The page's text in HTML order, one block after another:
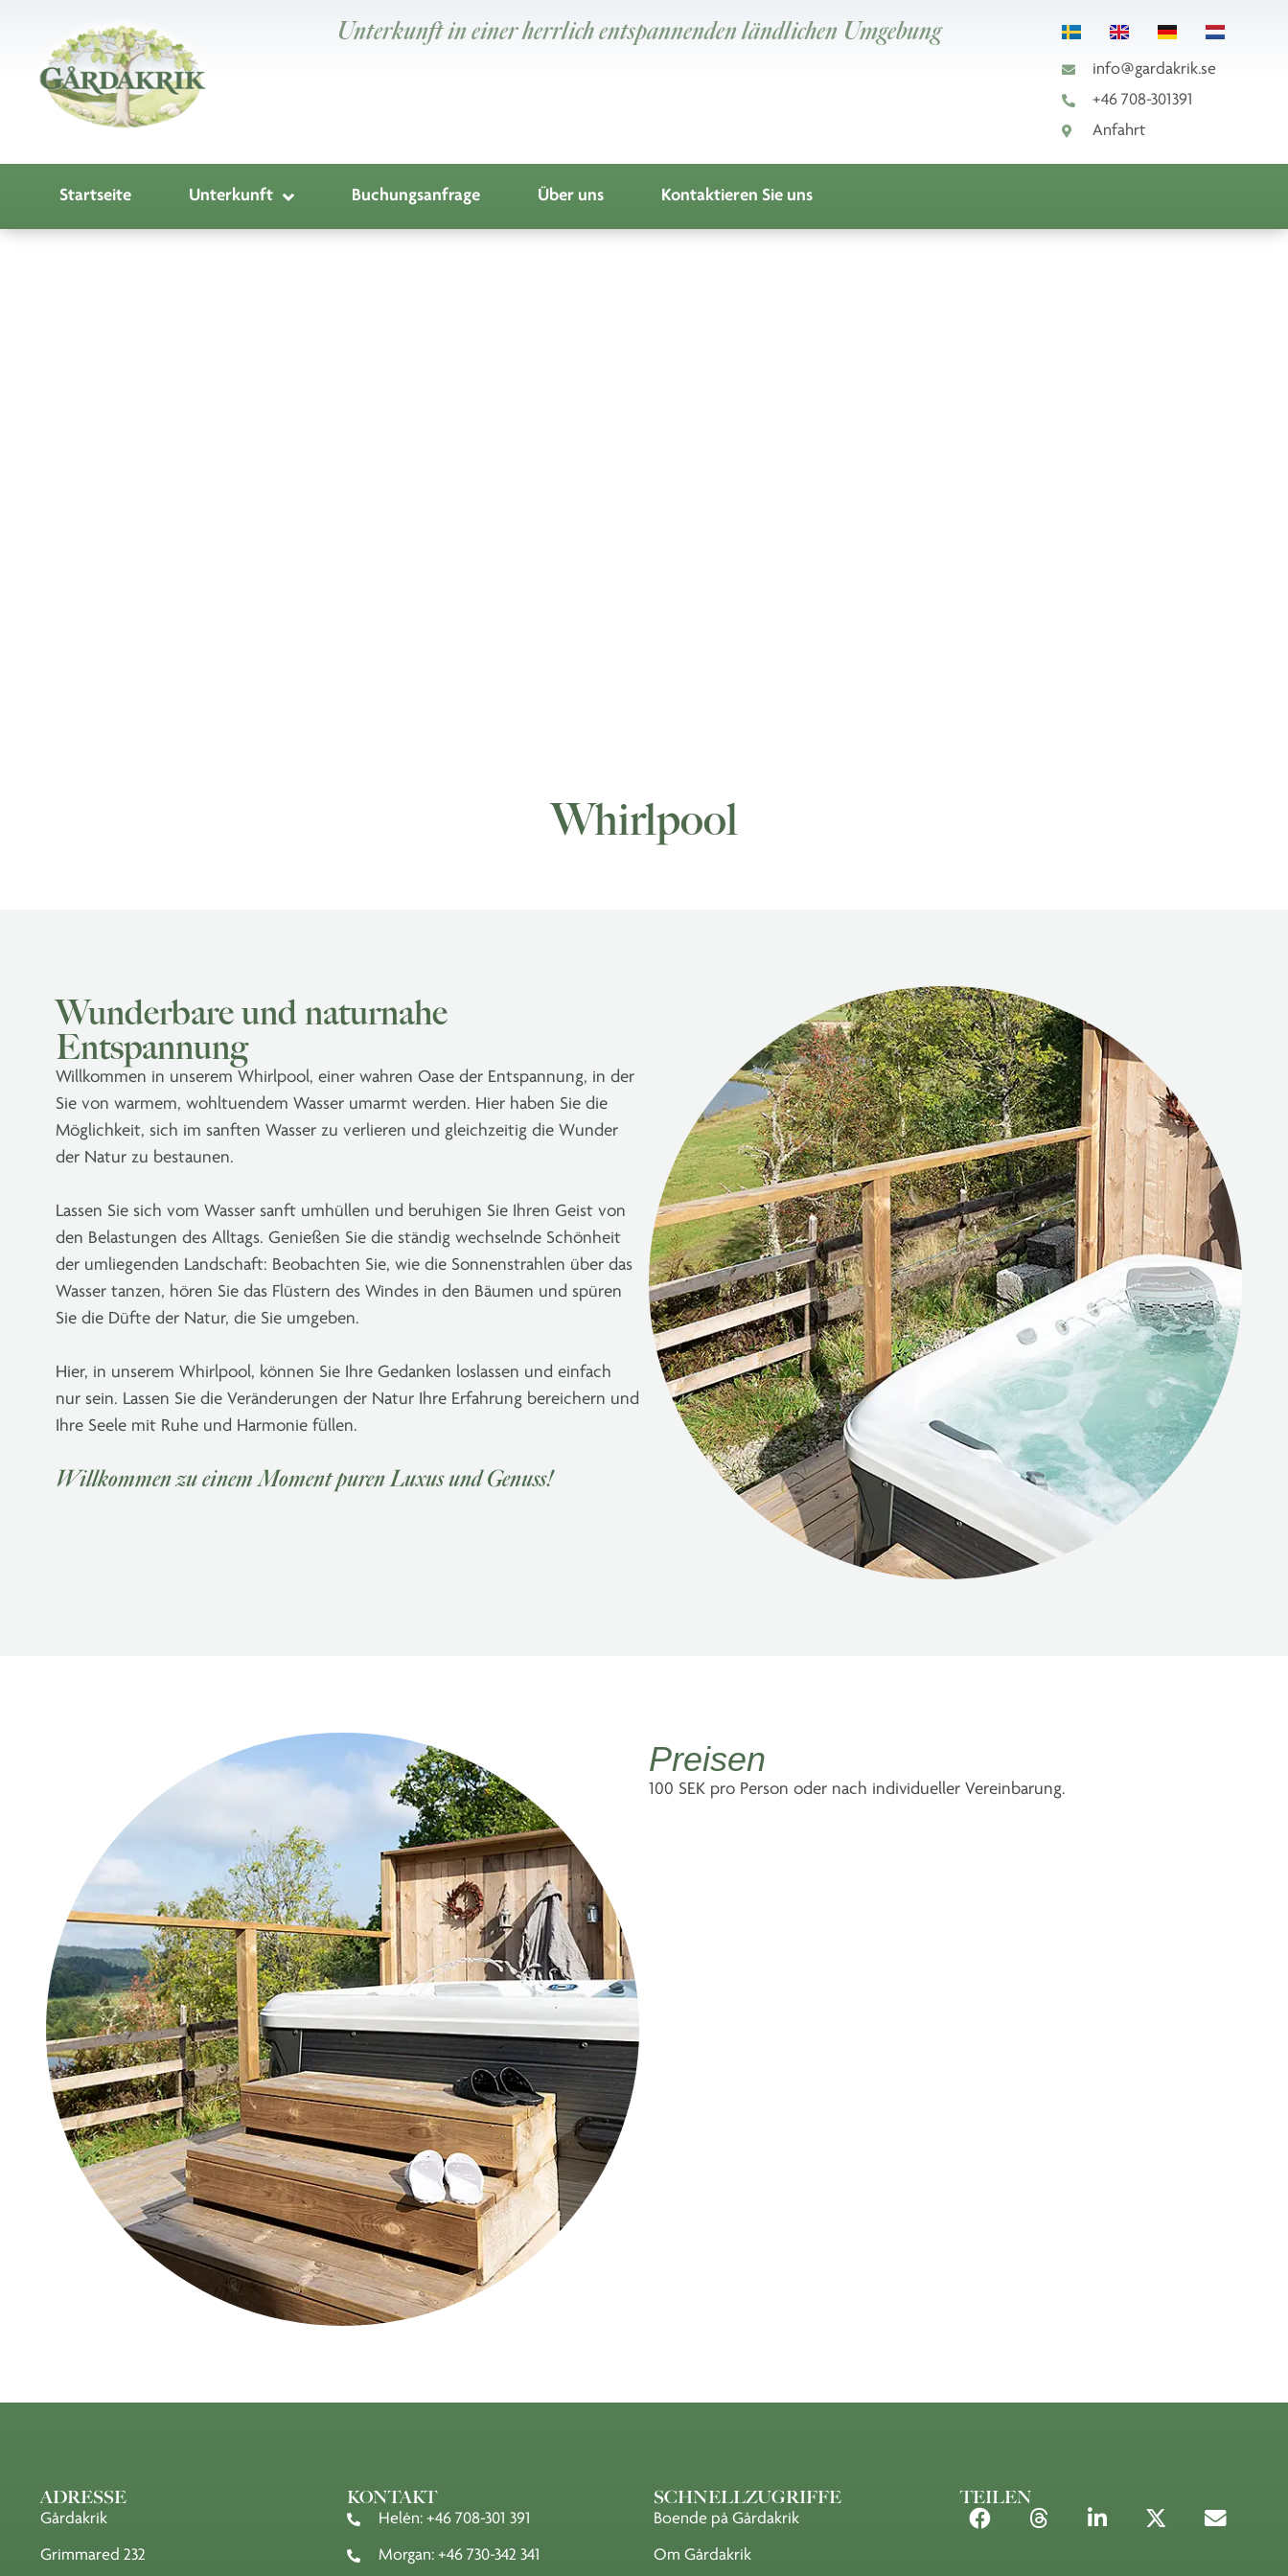
Unterkunft in einer herrlich entspannenden ländlichen Umgebung
info@gardakrik.se
+46 708-301391
Anfahrt
Startseite Unterkunft Buchungsanfrage Über uns Kontaktieren Sie uns
Whirlpool
Wunderbare und naturnahe
Entspannung
Willkommen in unserem Whirlpool, einer wahren Oase der Entspannung, in der
Sie von warmem, wohltuendem Wasser umarmt werden. Hier haben Sie die
Möglichkeit, sich im sanften Wasser zu verlieren und gleichzeitig die Wunder
der Natur zu bestaunen.
Lassen Sie sich vom Wasser sanft umhüllen und beruhigen Sie Ihren Geist von
den Belastungen des Alltags. Genießen Sie die ständig wechselnde Schönheit
der umliegenden Landschaft: Beobachten Sie, wie die Sonnenstrahlen über das
Wasser tanzen, hören Sie das Flüstern des Windes in den Bäumen und spüren
Sie die Düfte der Natur, die Sie umgeben.
Hier, in unserem Whirlpool, können Sie Ihre Gedanken loslassen und einfach
nur sein. Lassen Sie die Veränderungen der Natur Ihre Erfahrung bereichern und
Ihre Seele mit Ruhe und Harmonie füllen.
Willkommen zu einem Moment puren Luxus und Genuss!
Preisen
100 SEK pro Person oder nach individueller Vereinbarung.
ADRESSE
Gårdakrik
Grimmared 232
KONTAKT
Helén: +46 708-301 391
Morgan: +46 730-342 341
SCHNELLZUGRIFFE
Boende på Gårdakrik
Om Gårdakrik
TEILEN